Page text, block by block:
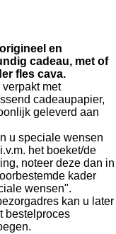
en
cadeau, met of
fles cava.
verpakt met
cadeaupapier,
geleverd aan
u speciale wensen
het boeket/de
noteer deze dan in
kader
wensen".
kan u later
bestelproces